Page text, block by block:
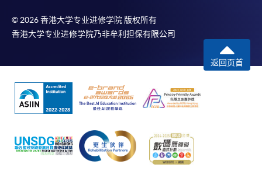
© 2026 香港大学专业进修学院 版权所有
香港大学专业进修学院乃非牟利担保有限公司
返回页首